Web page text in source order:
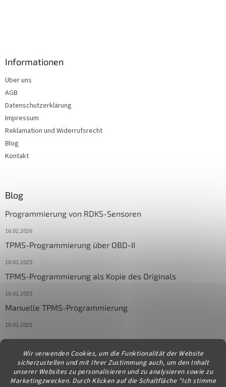
Wir verwenden Cookies, um die Funktionalität der Website
sicherzustellen und mit Ihrer Zustimmung auch, um den Inhalt
unserer Websites zu personalisieren und zu analysieren sowie zu
Marketingzwecken. Durch Klicken auf die Schaltfläche "Ich stimme
Informationen
Über uns
AGB
Datenschutzerklärung
Impressum
Reklamation und Widerrufsrecht
Blog
Kontakt
Blog
Programmierung von RDKS-Sensoren
16.02.2026
TPMS-Programmierung über OBD-II
10.01.2025
TPMS-Programmierung als Kopie des Originals
10.01.2025
Manuelle TPMS-Programmierung
10.01.2025
Kontakt
info@diagstore.at